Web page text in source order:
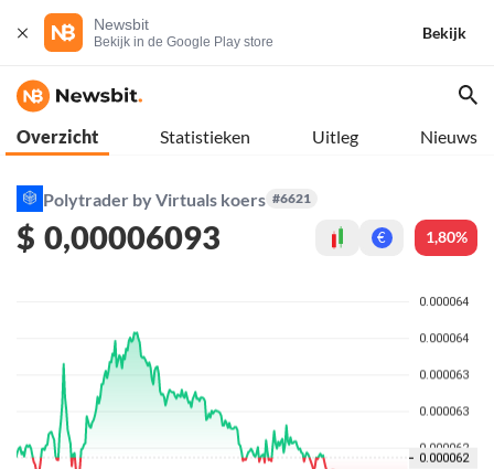
Newsbit
Bekijk in de Google Play store
Bekijk
Overzicht Statistieken Uitleg Nieuws
Polytrader by Virtuals koers #6621
$ 0,00006093 € 1,80%